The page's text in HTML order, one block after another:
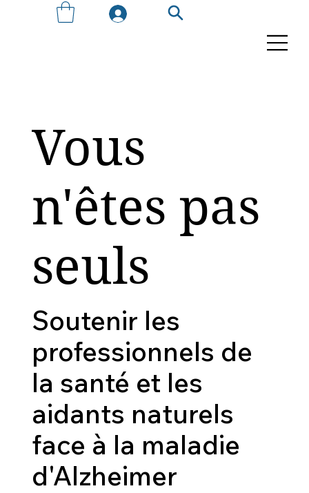
Vous
n'êtes pas
seuls
Soutenir les
professionnels de
la santé et les
aidants naturels
face à la maladie
d'Alzheimer